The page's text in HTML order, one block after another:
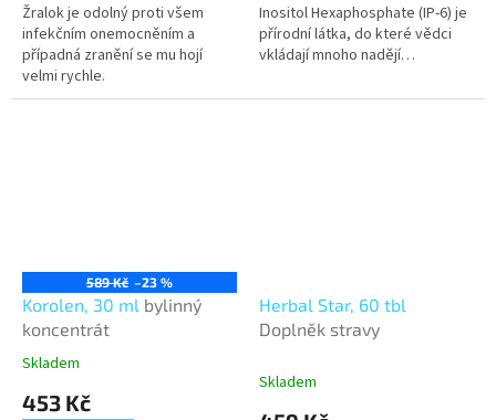
Žralok je odolný proti všem
infekčním onemocněním a
případná zranění se mu hojí
velmi rychle.
Inositol Hexaphosphate (IP-6) je
přírodní látka, do které vědci
vkládají mnoho nadějí…
589 Kč –23 %
Korolen, 30 ml bylinný
koncentrát
Průměrné
produktu
Skladem
453 Kč
Herbal Star, 60 tbl
Doplněk stravy
Skladem